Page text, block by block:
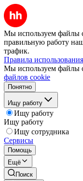
Мы используем файлы
правильную работу
трафик.
Правила
Мы используем файлы
файлов cookie
Понятно
Ищу работу
Ищу работу
Ищу работу
Ищу сотрудника
Сервисы
Помощь
Ещё
Поиск